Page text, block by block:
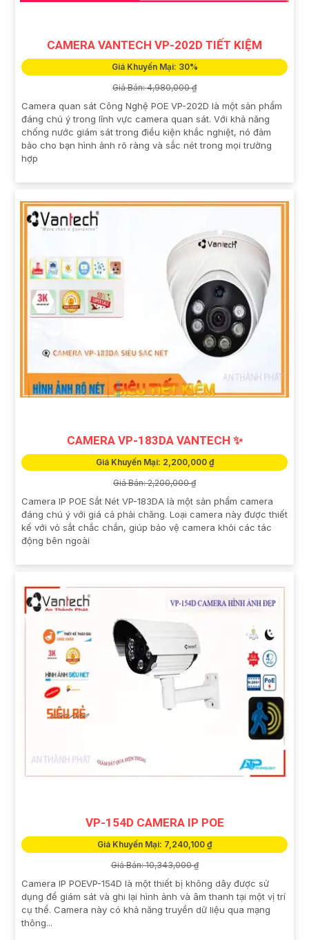
CAMERA VANTECH VP-202D TIẾT KIỆM
Giá Khuyến Mại: 30%
Giá Bán: 4,980,000 ₫
Camera quan sát Công Nghệ POE VP-202D là một sản phẩm
đáng chú ý trong lĩnh vực camera quan sát. Với khả năng
chống nước giám sát trong điều kiện khắc nghiệt, nó đảm
bảo cho bạn hình ảnh rõ ràng và sắc nét trong mọi trường
hợp
CAMERA VP-183DA VANTECH ✨
Giá Khuyến Mại: 2,200,000 ₫
Giá Bán: 2,200,000 ₫
Camera IP POE Sắt Nét VP-183DA là một sản phẩm camera
đáng chú ý với giá cả phải chăng. Loại camera này được thiết
kế với vỏ sắt chắc chắn, giúp bảo vệ camera khỏi các tác
động bên ngoài
VP-154D CAMERA IP POE
Giá Khuyến Mại: 7,240,100 ₫
Giá Bán: 10,343,000 ₫
Camera IP POEVP-154D là một thiết bị không dây được sử
dụng để giám sát và ghi lại hình ảnh và âm thanh tại một vị trí
cụ thể. Camera này có khả năng truyền dữ liệu qua mạng
thông...